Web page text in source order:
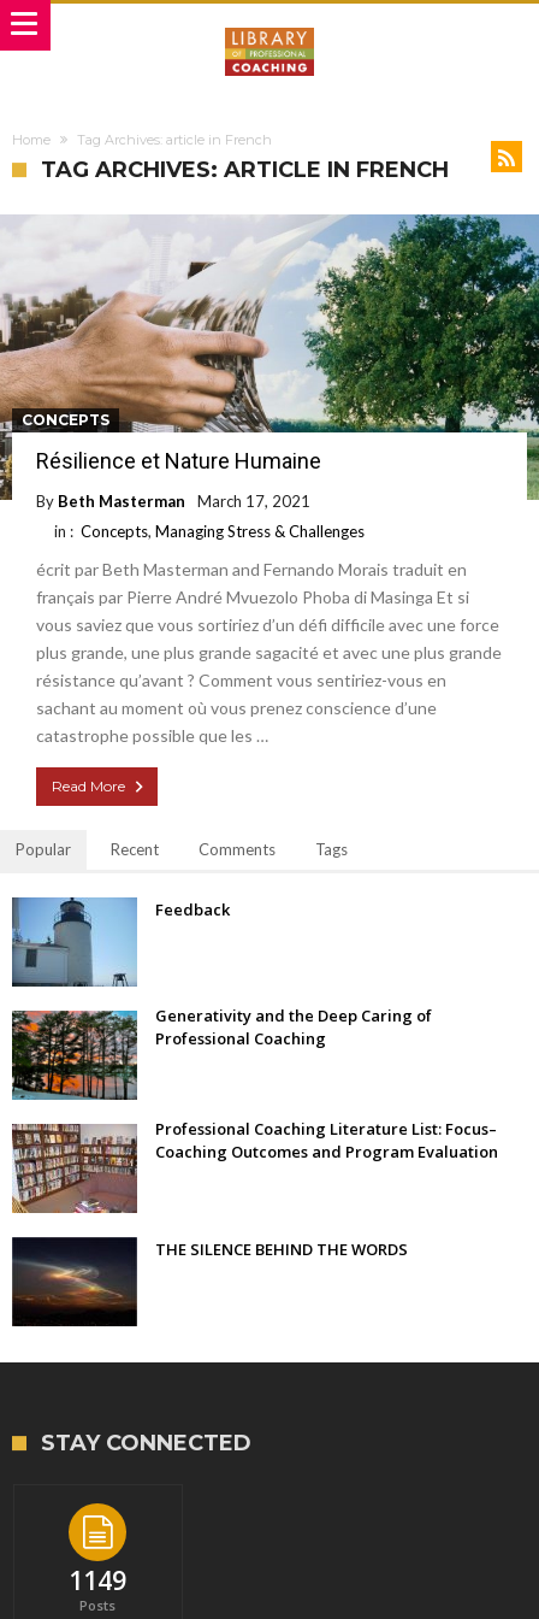
Home Tag Archives: article in French
TAG ARCHIVES: ARTICLE IN FRENCH
CONCEPTS
Résilience et Nature Humaine
By Beth Masterman
March 17, 2021
in : Concepts, Managing Stress & Challenges
écrit par Beth Masterman and Fernando Morais traduit en
français par Pierre André Mvuezolo Phoba di Masinga Et si
vous saviez que vous sortiriez d’un défi difficile avec une force
plus grande, une plus grande sagacité et avec une plus grande
résistance qu’avant ? Comment vous sentiriez-vous en
sachant au moment où vous prenez conscience d’une
catastrophe possible que les …
Read More
Popular Recent Comments Tags
Feedback
Generativity and the Deep Caring of
Professional Coaching
Professional Coaching Literature List: Focus–
Coaching Outcomes and Program Evaluation
THE SILENCE BEHIND THE WORDS
STAY CONNECTED
1149
Posts